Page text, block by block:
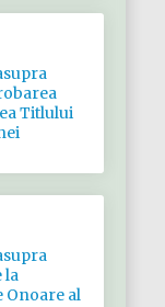
Titlului
la
Onoare al